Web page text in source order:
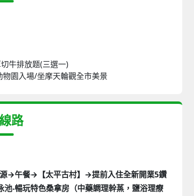
牛排放题(三選一)
物園入場/坐摩天輪觀全市美景
路
→午餐→【太平古村】→提前入住全新開業5鑽
-暢玩特色桑拿房（中藥調理幹蒸，鹽浴理療